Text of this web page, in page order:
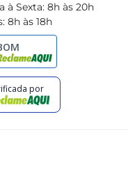
à Sexta: 8h às 20h
8h às 18h